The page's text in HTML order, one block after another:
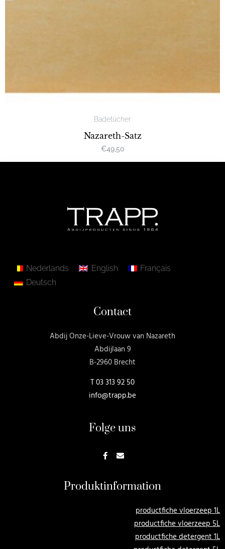
Badetücher
Nazareth-Satz
€49,50
Nederlands English
Français
Deutsch
Contact
Abdij Onze-Lieve-Vrouw van Nazareth
Abdijlaan 9
B-2960 Brecht
T03 313 92 50
info@trapp.be
Folge uns
Produktinformation
productfiche vloerzeep 1L
productfiche vloerzeep 5L
productfiche detergent 1L